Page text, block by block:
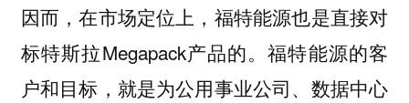
因而，在市场定位上，福特能源也是直接对
标特斯拉Megapack产品的。福特能源的客
户和目标，就是为公用事业公司、数据中心